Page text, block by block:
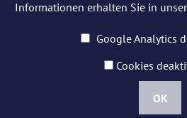
Informationen erhalten Sie in
Google Analytics
Cookies
OK